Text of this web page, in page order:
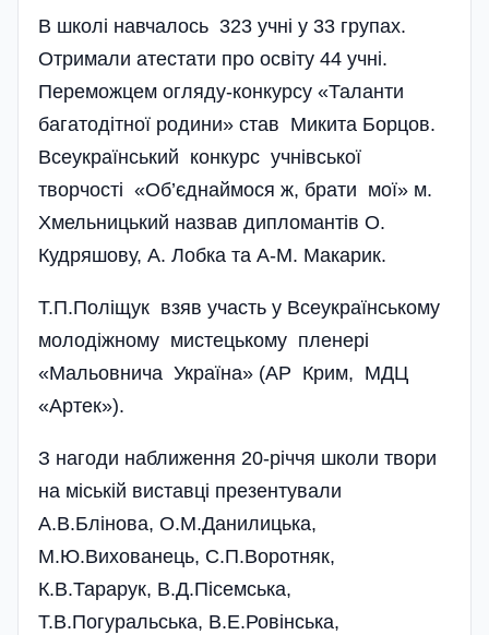
В школі навчалось 323 учні у 33 групах.
Отримали атестати про освіту 44 учні.
Переможцем огляду-конкурсу «Таланти
багатодітної родини» став Микита Борцов.
Всеукраїнський конкурс учнівської
творчості «Об’єд­наймося ж, брати мої» м.
Хмельницький назвав дипломантів О.
Кудряшову, А. Лобка та А-М. Макарик.
Т.П.Поліщук взяв участь у Всеукраїнському
молодіжному мистецькому пленері
«Мальовнича Україна» (АР Крим, МДЦ
«Артек»).
З нагоди наближення 20-річчя школи твори
на міській виставці презентували
А.В.Блінова, О.М.Данилицька,
М.Ю.Вихованець, С.П.Во­­ротняк,
К.В.Тарарук, В.Д.Пі­сем­ська,
Т.В.Погуральська, В.Е.Ровін­ська,